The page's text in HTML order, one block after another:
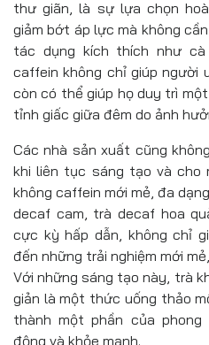
thư giãn, là sự lựa chọn
giảm bớt áp lực mà không
tác dụng kích thích như
caffein không chỉ giúp người
còn có thể giúp họ duy trì
tỉnh giấc giữa đêm do ảnh
Các nhà sản xuất cũng
khi liên tục sáng tạo và cho
không caffein mới mẻ, đa
decaf cam, trà decaf hoa
cực kỳ hấp dẫn, không chỉ
đến những trải nghiệm mới
Với những sáng tạo này, trà
giản là một thức uống thảo
thành một phần của
động và khỏe mạnh.